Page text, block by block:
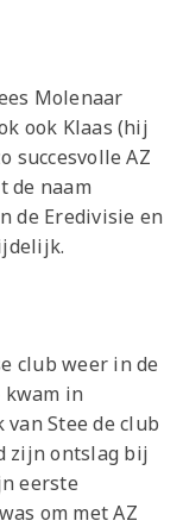
Molenaar
ook Klaas (hij
succesvolle AZ
de naam
de Eredivisie en
club weer in de
kwam in
van Stee de club
zijn ontslag bij
eerste
om met AZ